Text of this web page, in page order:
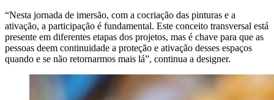
“Nesta jornada de imersão, com a cocriação das pinturas e a
ativação, a participação é fundamental. Este conceito transversal está
presente em diferentes etapas dos projetos, mas é chave para que as
pessoas deem continuidade a proteção e ativação desses espaços
quando e se não retornarmos mais lá”, continua a designer.